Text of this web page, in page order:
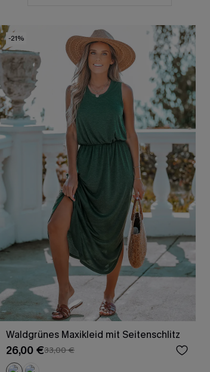
-21%
Waldgrünes Maxikleid mit Seitenschlitz
26,00 €33,00 €